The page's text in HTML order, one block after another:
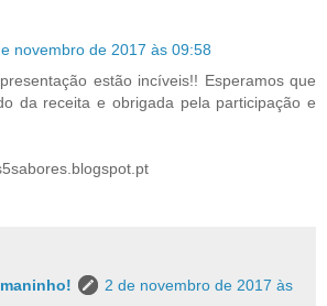
novembro de 2017 às 09:58
estão incíveis!! Esperamos que
da receita e obrigada pela participação e
2 de novembro de 2017 às